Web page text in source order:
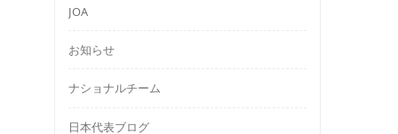
JOA
お知らせ
ナショナルチーム
日本代表ブログ